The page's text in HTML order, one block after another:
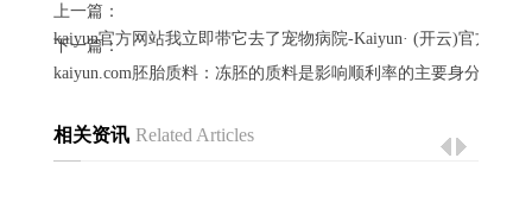
上一篇：
kaiyun官方网站我立即带它去了宠物病院-Kaiyun· (开云)官方网站
下一篇：
kaiyun.com胚胎质料：冻胚的质料是影响顺利率的主要身分之一-
相关资讯 Related Articles